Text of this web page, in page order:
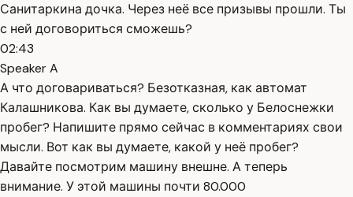
Санитаркина дочка. Через неё все призывы прошли. Ты
с ней договориться сможешь?
02:43
Speaker A
А что договариваться? Безотказная, как автомат
Калашникова. Как вы думаете, сколько у Белоснежки
пробег? Напишите прямо сейчас в комментариях свои
мысли. Вот как вы думаете, какой у неё пробег?
Давайте посмотрим машину внешне. А теперь
внимание. У этой машины почти 80.000